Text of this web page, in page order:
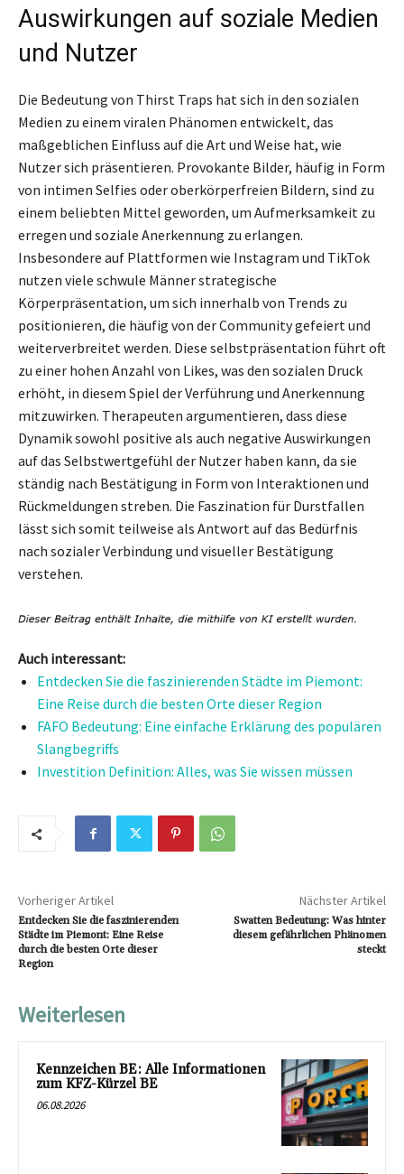
Auswirkungen auf soziale Medien
und Nutzer
Die Bedeutung von Thirst Traps hat sich in den sozialen
Medien zu einem viralen Phänomen entwickelt, das
maßgeblichen Einfluss auf die Art und Weise hat, wie
Nutzer sich präsentieren. Provokante Bilder, häufig in Form
von intimen Selfies oder oberkörperfreien Bildern, sind zu
einem beliebten Mittel geworden, um Aufmerksamkeit zu
erregen und soziale Anerkennung zu erlangen.
Insbesondere auf Plattformen wie Instagram und TikTok
nutzen viele schwule Männer strategische
Körperpräsentation, um sich innerhalb von Trends zu
positionieren, die häufig von der Community gefeiert und
weiterverbreitet werden. Diese selbstpräsentation führt oft
zu einer hohen Anzahl von Likes, was den sozialen Druck
erhöht, in diesem Spiel der Verführung und Anerkennung
mitzuwirken. Therapeuten argumentieren, dass diese
Dynamik sowohl positive als auch negative Auswirkungen
auf das Selbstwertgefühl der Nutzer haben kann, da sie
ständig nach Bestätigung in Form von Interaktionen und
Rückmeldungen streben. Die Faszination für Durstfallen
lässt sich somit teilweise als Antwort auf das Bedürfnis
nach sozialer Verbindung und visueller Bestätigung
verstehen.
Auch interessant:
Entdecken Sie die faszinierenden Städte im Piemont:
Eine Reise durch die besten Orte dieser Region
FAFO Bedeutung: Eine einfache Erklärung des populären
Slangbegriffs
Investition Definition: Alles, was Sie wissen müssen
Vorheriger Artikel
Entdecken Sie die faszinierenden
Städte im Piemont: Eine Reise
durch die besten Orte dieser
Region
Nächster Artikel
Swatten Bedeutung: Was hinter
diesem gefährlichen Phänomen
steckt
Weiterlesen
Kennzeichen BE: Alle Informationen
zum KFZ-Kürzel BE
06.08.2026